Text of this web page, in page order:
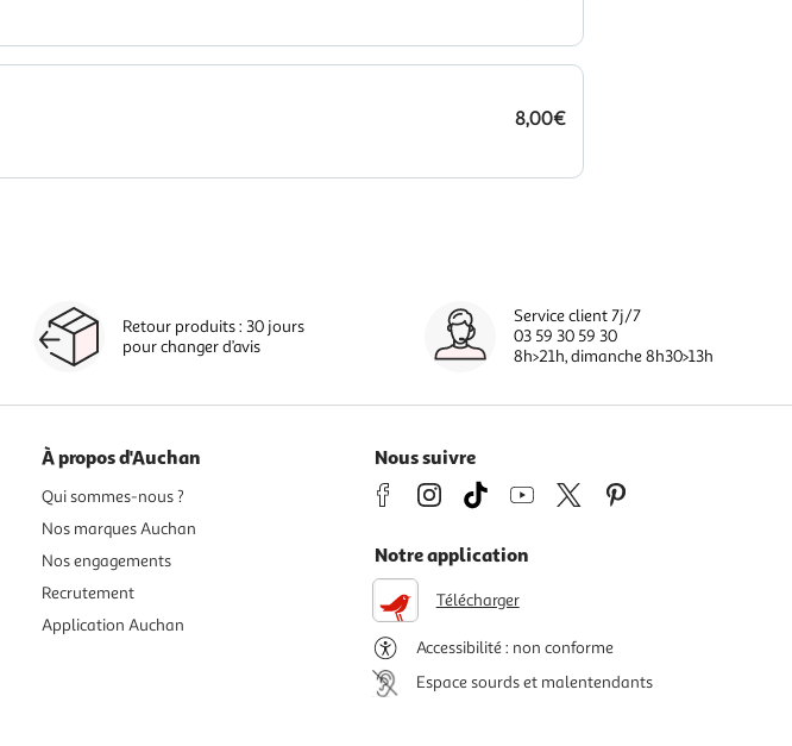
8,00€
Retour produits : 30 jours
pour changer d’avis
Service client 7j/7
03 59 30 59 30
8h>21h, dimanche 8h30>13h
À propos d'Auchan
Qui sommes-nous ?
Nos marques Auchan
Nos engagements
Recrutement
Application Auchan
Nous suivre
Notre application
Télécharger
Accessibilité : non conforme
Espace sourds et malentendants